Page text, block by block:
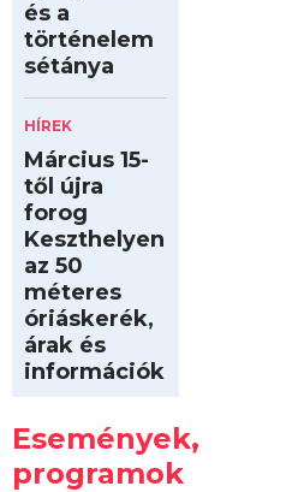
és a
történelem
sétánya
HÍREK
Március 15-
től újra
forog
Keszthelyen
az 50
méteres
óriáskerék,
árak és
információk
Események,
programok
Kilóméterek
2026